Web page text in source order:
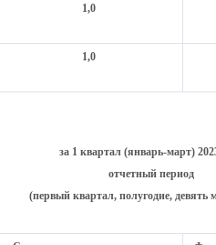
1,0
1,0
за 1 квартал (январь-март)
отчетный период
(первый квартал, полугодие, девять